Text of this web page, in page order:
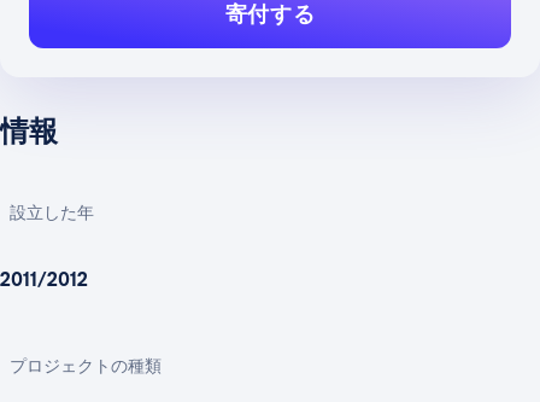
情報
設立した年
2011/2012
プロジェクトの種類
寄付する